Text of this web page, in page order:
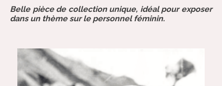
Belle pièce de collection unique, idéal pour exposer
dans un thème sur le personnel féminin.